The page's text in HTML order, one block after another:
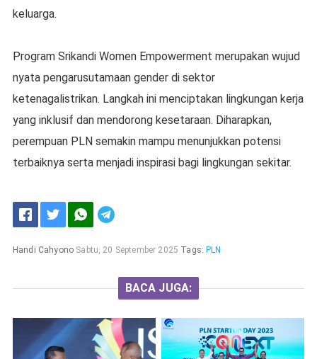
keluarga.
Program Srikandi Women Empowerment merupakan wujud
nyata pengarusutamaan gender di sektor
ketenagalistrikan. Langkah ini menciptakan lingkungan kerja
yang inklusif dan mendorong kesetaraan. Diharapkan,
perempuan PLN semakin mampu menunjukkan potensi
terbaiknya serta menjadi inspirasi bagi lingkungan sekitar.
Handi Cahyono Sabtu, 20 September 2025 Tags: PLN
BACA JUGA: